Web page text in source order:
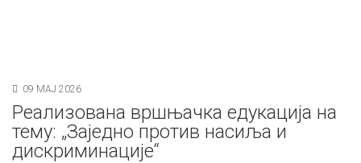
09 МАЈ 2026
Реализована вршњачка едукација на
тему: „Заједно против насиља и
дискриминације“